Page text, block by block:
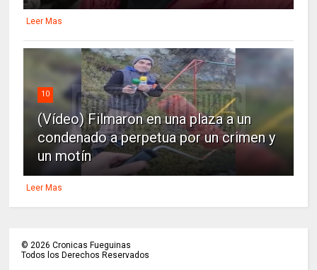
Leer Mas
10
(Vídeo) Filmaron en una plaza a un
condenado a perpetua por un crimen y
un motín
Leer Mas
© 2026 Cronicas Fueguinas
Todos los Derechos Reservados